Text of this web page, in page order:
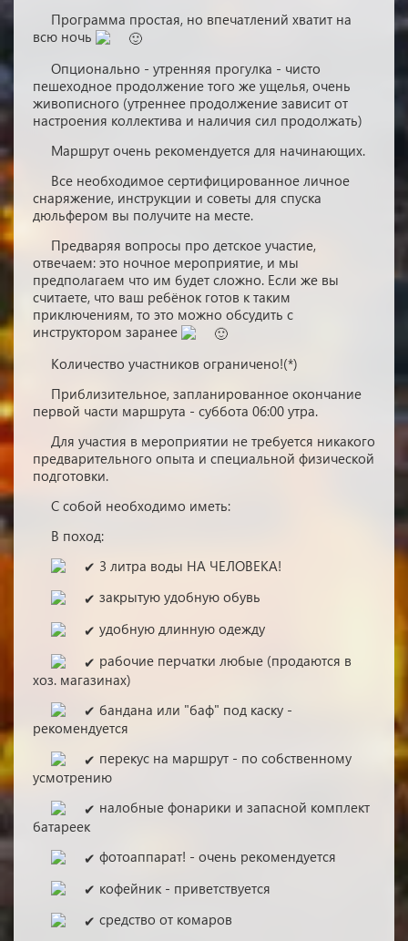
Программа простая, но впечатлений хватит на
всю ночь
Опционально - утренняя прогулка - чисто
пешеходное продолжение того же ущелья, очень
живописного (утреннее продолжение зависит от
настроения коллектива и наличия сил продолжать)
Маршрут очень рекомендуется для начинающих.
Все необходимое сертифицированное личное
снаряжение, инструкции и советы для спуска
дюльфером вы получите на месте.
Предваряя вопросы про детское участие,
отвечаем: это ночное мероприятие, и мы
предполагаем что им будет сложно. Если же вы
считаете, что ваш ребёнок готов к таким
приключениям, то это можно обсудить с
инструктором заранее
Количество участников ограничено!(*)
Приблизительное, запланированное окончание
первой части маршрута - суббота 06:00 утра.
Для участия в мероприятии не требуется никакого
предварительного опыта и специальной физической
подготовки.
С собой необходимо иметь:
В поход:
3 литра воды НА ЧЕЛОВЕКА!
закрытую удобную обувь
удобную длинную одежду
рабочие перчатки любые (продаются в
хоз. магазинах)
бандана или "баф" под каску -
рекомендуется
перекус на маршрут - по собственному
усмотрению
налобные фонарики и запасной комплект
батареек
фотоаппарат! - очень рекомендуется
кофейник - приветствуется
средство от комаров